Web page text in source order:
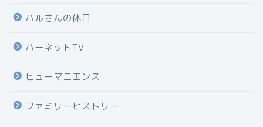
ハルさんの休日
ハーネットTV
ヒューマニエンス
ファミリーヒストリー